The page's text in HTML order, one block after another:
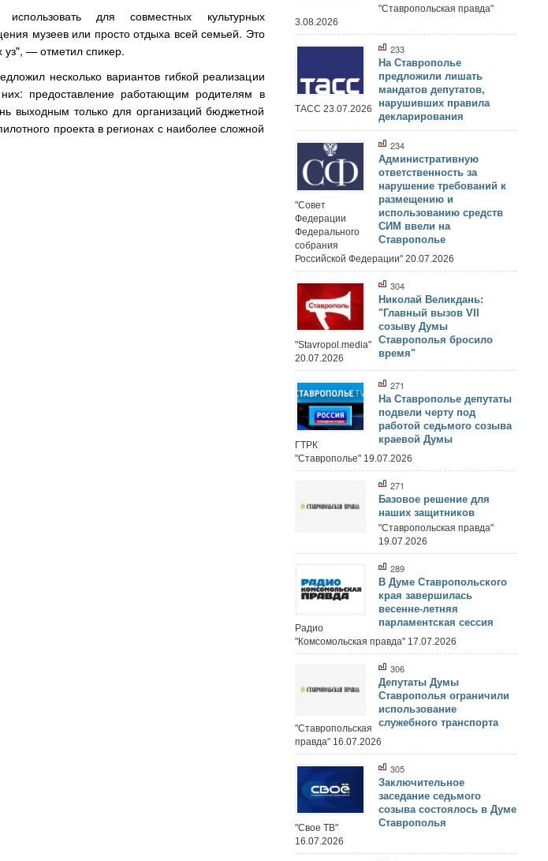
для совместных культурных
музеев или просто отдыха всей семьей. Это
уз", — отметил спикер.
несколько вариантов гибкой реализации
предоставление работающим родителям в
выходным только для организаций бюджетной
проекта в регионах с наиболее сложной
"Ставропольская правда"
3.08.2026
233
На Ставрополье
предложили лишать
мандатов депутатов,
нарушивших правила
декларирования
ТАСС 23.07.2026
234
Административную
ответственность за
нарушение требований к
размещению и
использованию средств
СИМ ввели на
Ставрополье
"Совет
Федерации
Федерального
собрания
Российской Федерации" 20.07.2026
304
Николай Великдань:
"Главный вызов VII
созыву Думы
Ставрополья бросило
время"
"Stavropol.media"
20.07.2026
271
На Ставрополье депутаты
подвели черту под
работой седьмого созыва
краевой Думы
ГТРК
"Ставрополье" 19.07.2026
271
Базовое решение для
наших защитников
"Ставропольская правда"
19.07.2026
289
В Думе Ставропольского
края завершилась
весенне-летняя
парламентская сессия
Радио
"Комсомольская правда" 17.07.2026
306
Депутаты Думы
Ставрополья ограничили
использование
служебного транспорта
"Ставропольская
правда" 16.07.2026
305
Заключительное
заседание седьмого
созыва состоялось в Думе
Ставрополья
"Свое ТВ"
16.07.2026